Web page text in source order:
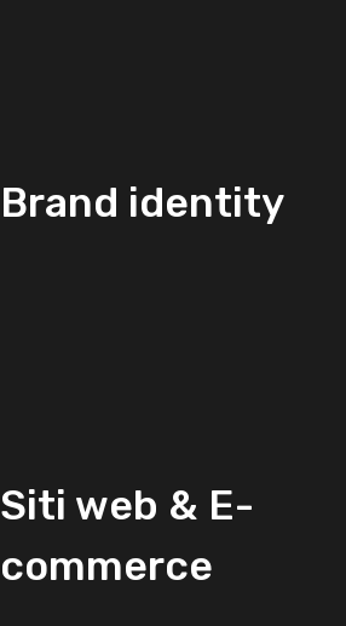
Brand identity
Siti web & E-
commerce